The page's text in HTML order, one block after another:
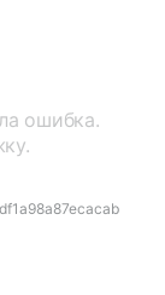
ошибка.